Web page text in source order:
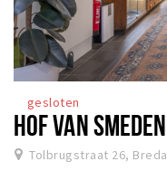
gesloten
HOF VAN SMEDEN
Tolbrugstraat 26, Breda